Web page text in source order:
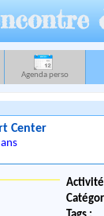
Agenda perso
Center